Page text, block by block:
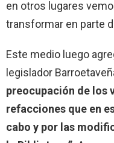
en otros lugares
transformar en parte
Este medio luego
legislador
preocupación de los
refacciones que en
cabo y por las